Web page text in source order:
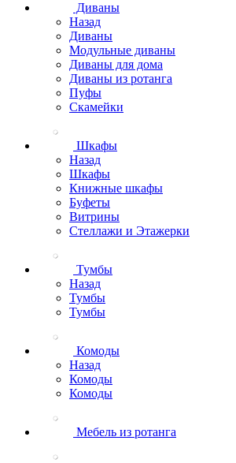
Диваны
Назад
Диваны
Модульные диваны
Диваны для дома
Диваны из ротанга
Пуфы
Скамейки
Шкафы
Назад
Шкафы
Книжные шкафы
Буфеты
Витрины
Стеллажи и Этажерки
Тумбы
Назад
Тумбы
Тумбы
Комоды
Назад
Комоды
Комоды
Мебель из ротанга